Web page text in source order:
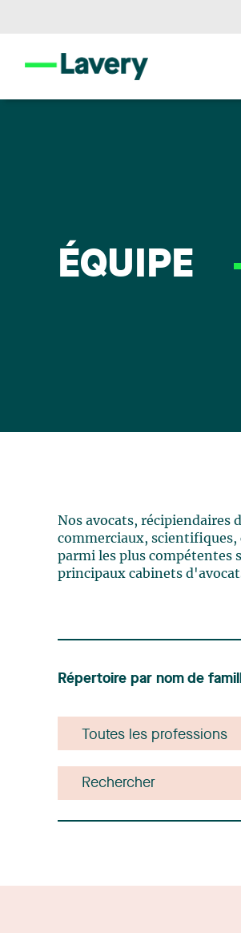
ÉQUIPE
Nos avocats,
commerciaux, scientifiques,
parmi les plus compétentes
principaux cabinets
Répertoire par nom de